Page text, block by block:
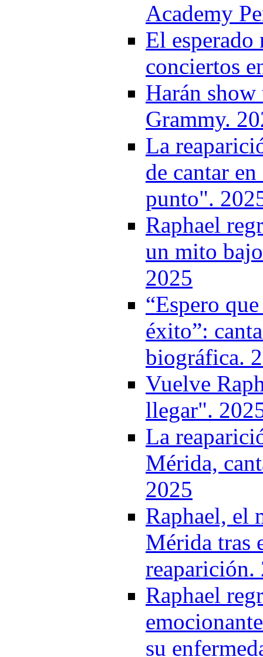
Academy
El esperado
conciertos
Harán
Grammy.
La
de cantar
punto".
Raphael
un mito
2025
“Espero
éxito”:
biográfica.
Vuelve
llegar".
La
Mérida,
2025
Raphael, el
Mérida tras
reaparición.
Raphael
su